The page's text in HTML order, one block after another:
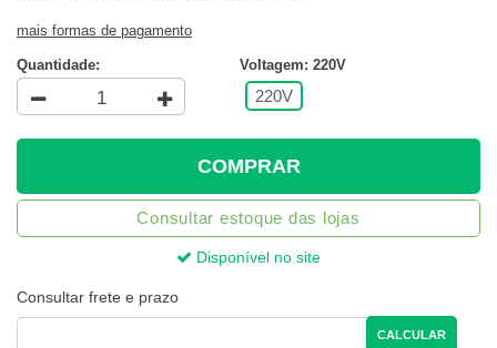
mais formas de pagamento
Quantidade: Voltagem: 220V
220V
COMPRAR
Consultar estoque das lojas
Disponível no site
Consultar frete e prazo
CALCULAR